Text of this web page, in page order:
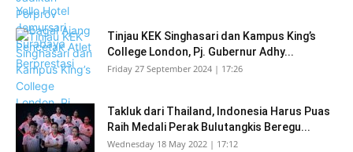
Tinjau KEK Singhasari dan Kampus King’s
College London, Pj. Gubernur Adhy...
Friday 27 September 2024 | 17:26
Takluk dari Thailand, Indonesia Harus Puas
Raih Medali Perak Bulutangkis Beregu...
Wednesday 18 May 2022 | 17:12